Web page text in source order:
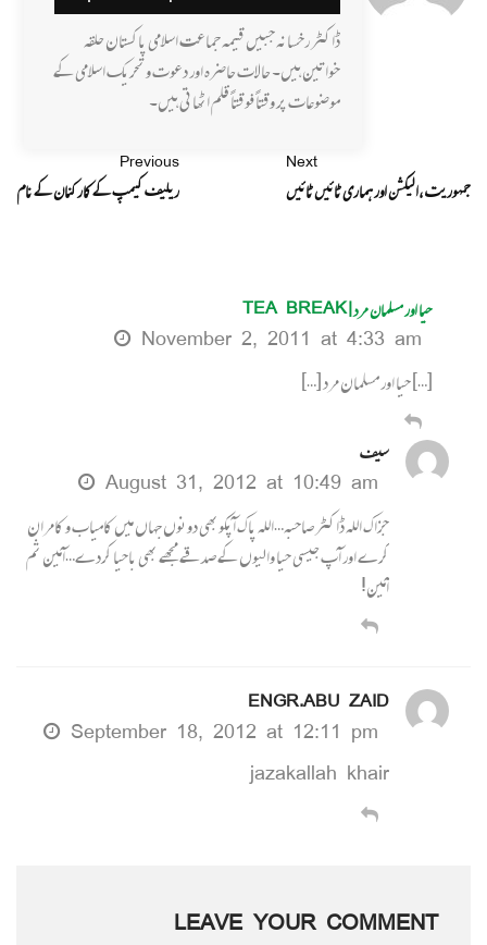
ڈاکٹر رخسانہ جبیں قیمہ جماعت اسلامی پاکستان حلقہ
خواتین ہیں۔ حالات حاضرہ اور دعوت و تحریک اسلامی کے
موضوعات پر وقتاً فوقتاً قلم اٹھاتی ہیں۔
Previous
ریلیف کیمپ کے کارکنان کے نام
Next
جمہوریت ،الیکشن اور ہماری ٹائیں ٹائیں
حیا اور مسلمان مرد | TEA BREAK
November 2, 2011 at 4:33 am
[…] حیا اور مسلمان مرد […]
سیف
August 31, 2012 at 10:49 am
جزاک اللہ ڈاکٹر صاحبہ…اللہ پاک آپکوبھی دونوں جہاں میں کامیاب و کامران
کرے اور آپ جیسی حیا والیوں کے صدقے مجھے بھی باحیا کردے…آمین ثم
آمین!
ENGR.ABU ZAID
September 18, 2012 at 12:11 pm
jazakallah khair
LEAVE YOUR COMMENT